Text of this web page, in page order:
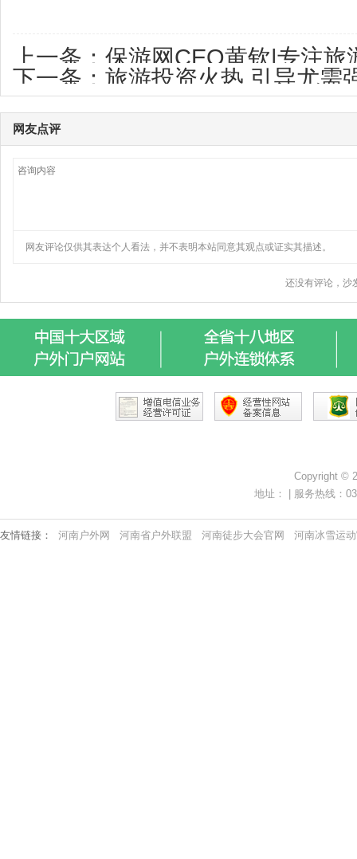
上一条： 保游网CEO黄钦|专注旅
下一条： 旅游投资火热 引导尤需
Copyright ©
地址： | 服务热线：
友情链接： 河南户外网 河南省户外联盟 河南徒步大会官网 河南冰雪运